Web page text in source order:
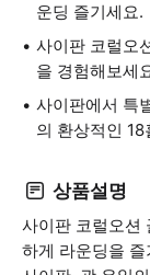
운딩 즐기세요.
사이판 코럴오
을 경험해보세
사이판에서 특
의 환상적인
상품설명
사이판 코럴오션
하게 라운딩을